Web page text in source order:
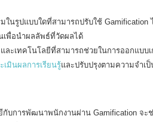
ในรูปแบบใดที่สามารถปรับใช้ Gamification
เพื่อนำผลลัพธ์ที่วัดผลได้
ะเทคโนโลยีที่สามารถช่วยในการออกแบบเ
เมินผลการเรียนรู้และปรับปรุงตามความจำเป็
กับการพัฒนาพนักงานผ่าน Gamification จ